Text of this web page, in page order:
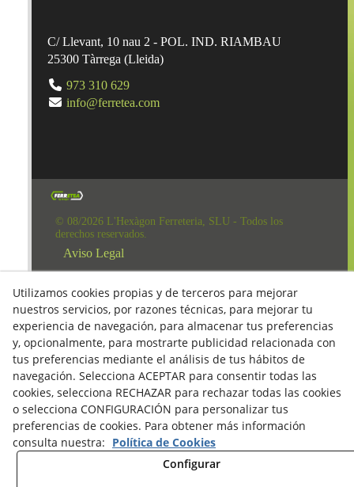
C/ Llevant, 10 nau 2 - POL. IND. RIAMBAU
25300 Tàrrega(Lleida)
973 310 629
info@ferretea.com
© 08/2026 L'Hexàgon Ferreteria, SLU - Todos los
derechos reservados.
Aviso Legal
Clausula Mail y Factura
Condiciones de compra
Derecho de desestimiento
Política de Privacidad
Política de cookies
Utilizamos cookies propias y de terceros para mejorar
nuestros servicios, por razones técnicas, para mejorar tu
experiencia de navegación, para almacenar tus preferencias
y, opcionalmente, para mostrarte publicidad relacionada con
tus preferencias mediante el análisis de tus hábitos de
navegación. Selecciona ACEPTAR para consentir todas las
cookies, selecciona RECHAZAR para rechazar todas las cookies
o selecciona CONFIGURACIÓN para personalizar tus
preferencias de cookies. Para obtener más información
consulta nuestra: Política de Cookies
Configurar